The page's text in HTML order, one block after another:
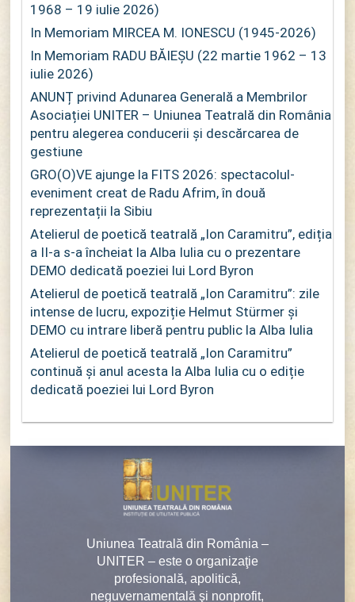
1968 – 19 iulie 2026)
In Memoriam MIRCEA M. IONESCU (1945-2026)
In Memoriam RADU BĂIEȘU (22 martie 1962 – 13
iulie 2026)
ANUNȚ privind Adunarea Generală a Membrilor
Asociației UNITER – Uniunea Teatrală din România
pentru alegerea conducerii și descărcarea de
gestiune
GRO(O)VE ajunge la FITS 2026: spectacolul-
eveniment creat de Radu Afrim, în două
reprezentații la Sibiu
Atelierul de poetică teatrală „Ion Caramitru”, ediția
a II-a s-a încheiat la Alba Iulia cu o prezentare
DEMO dedicată poeziei lui Lord Byron
Atelierul de poetică teatrală „Ion Caramitru”: zile
intense de lucru, expoziție Helmut Stürmer și
DEMO cu intrare liberă pentru public la Alba Iulia
Atelierul de poetică teatrală „Ion Caramitru”
continuă și anul acesta la Alba Iulia cu o ediție
dedicată poeziei lui Lord Byron
Uniunea Teatrală din România –
UNITER – este o organizaţie
profesională, apolitică,
neguvernamentală şi nonprofit,